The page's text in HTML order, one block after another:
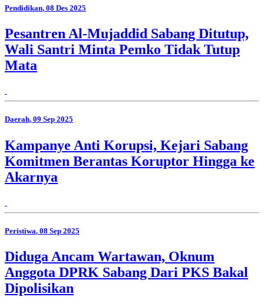
Pendidikan, 08 Des 2025
Pesantren Al-Mujaddid Sabang Ditutup,
Wali Santri Minta Pemko Tidak Tutup
Mata
Daerah, 09 Sep 2025
Kampanye Anti Korupsi, Kejari Sabang
Komitmen Berantas Koruptor Hingga ke
Akarnya
Peristiwa, 08 Sep 2025
Diduga Ancam Wartawan, Oknum
Anggota DPRK Sabang Dari PKS Bakal
Dipolisikan